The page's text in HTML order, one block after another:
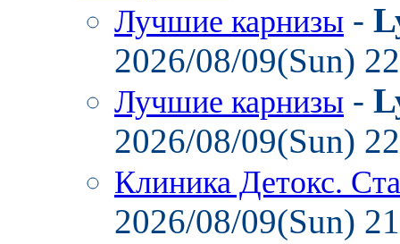
Лучшие карнизы -
2026/08/09(Sun)
Лучшие карнизы -
2026/08/09(Sun)
Клиника Детокс.
2026/08/09(Sun)